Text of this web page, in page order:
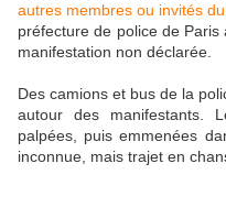
autres membres ou invités
préfecture de police de
manifestation non déclarée.
Des camions et bus de la
autour des manifestants.
palpées, puis emmenées
inconnue, mais trajet en